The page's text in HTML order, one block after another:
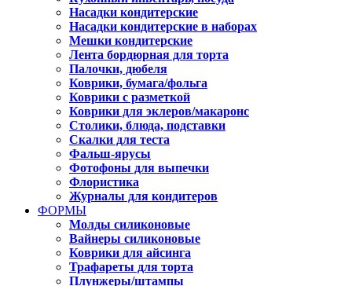
Насадки кондитерские
Насадки кондитерские в наборах
Мешки кондитерские
Лента бордюрная для торта
Палочки, дюбеля
Коврики, бумага/фольга
Коврики с разметкой
Коврики для эклеров/макаронс
Столики, блюда, подставки
Скалки для теста
Фальш-ярусы
Фотофоны для выпечки
Флористика
Журналы для кондитеров
ФОРМЫ
Молды силиконовые
Вайнеры силиконовые
Коврики для айсинга
Трафареты для торта
Плунжеры/штампы